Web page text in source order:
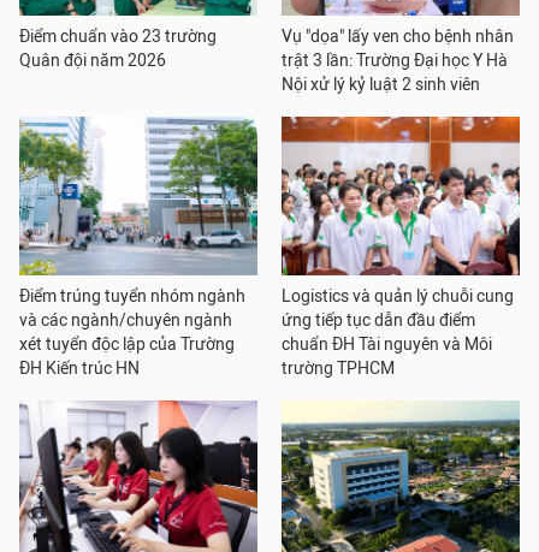
Điểm chuẩn vào 23 trường
Quân đội năm 2026
Vụ "dọa" lấy ven cho bệnh nhân
trật 3 lần: Trường Đại học Y Hà
Nội xử lý kỷ luật 2 sinh viên
Điểm trúng tuyển nhóm ngành
và các ngành/chuyên ngành
xét tuyển độc lập của Trường
ĐH Kiến trúc HN
Logistics và quản lý chuỗi cung
ứng tiếp tục dẫn đầu điểm
chuẩn ĐH Tài nguyên và Môi
trường TPHCM